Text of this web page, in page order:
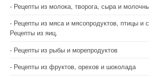
Рецепты из молока, творога, сыра и
Рецепты из мяса и мясопродуктов, птицы и
Рецепты из яиц.
Рецепты из рыбы и морепродуктов
Рецепты из фруктов, орехов и шоколада